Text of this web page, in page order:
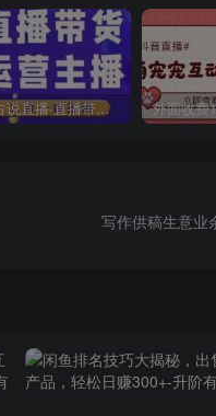
二占说直播·直播带货主播运营课程，主播运营二合一实操课
写作供稿生意业